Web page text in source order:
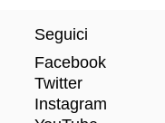
Seguici
Facebook
Twitter
Instagram